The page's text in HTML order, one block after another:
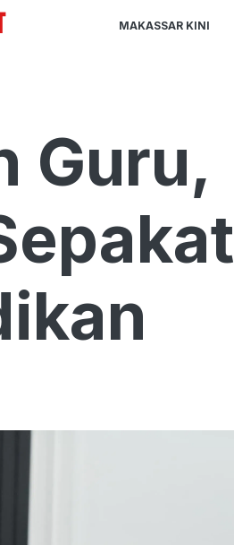
MAKASSAR KINI
Guru,